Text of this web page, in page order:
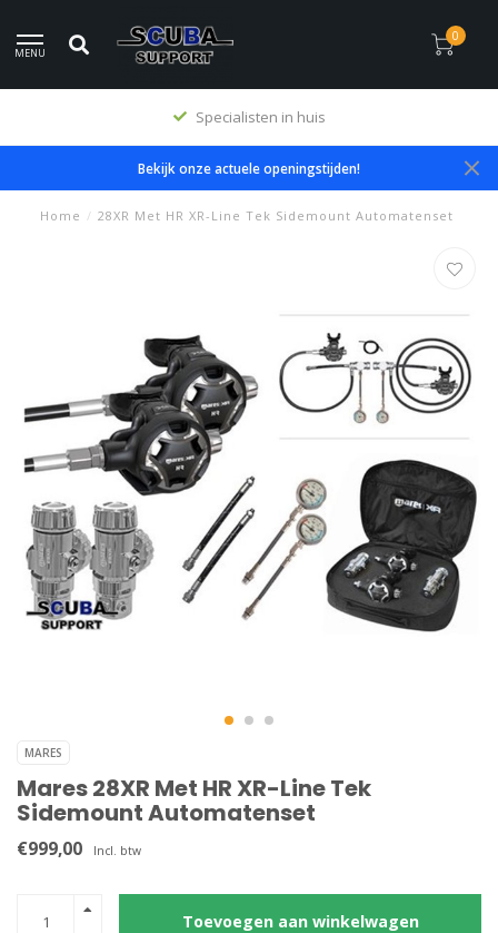
MENU
0
Specialisten in huis
Bekijk onze actuele openingstijden!
Home / 28XR Met HR XR-Line Tek Sidemount Automatenset
MARES
Mares 28XR Met HR XR-Line Tek
Sidemount Automatenset
€999,00 Incl. btw
Toevoegen aan winkelwagen